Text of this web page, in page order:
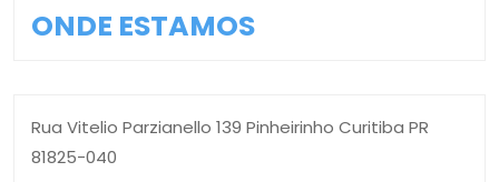
ONDE ESTAMOS
Rua Vitelio Parzianello 139 Pinheirinho Curitiba PR
81825-040